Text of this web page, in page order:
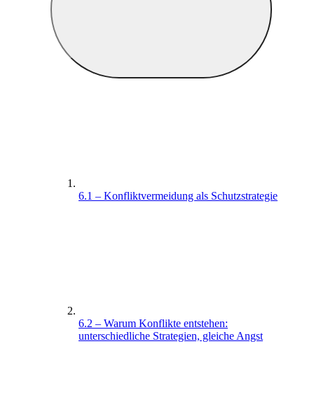
6.1 – Konfliktvermeidung als Schutzstrategie
6.2 – Warum Konflikte entstehen:
unterschiedliche Strategien, gleiche Angst